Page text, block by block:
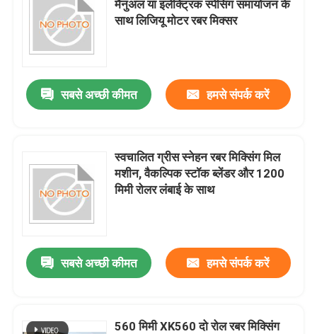
टेनिस गेंद बनाने की मशीन
रबर ग्राइंडर मशीन
रबर कन्वेयर बेल्ट उत्पादन लाइन
रबर कैलेंडर मशीन
डबल स्क्रू एक्सट्रूडर
मैनुअल या इलेक्ट्रिक स्पेसिंग समायोजन के
साथ लिजियू मोटर रबर मिक्सर
सबसे अच्छी कीमत हमसे संपर्क करें
स्वचालित ग्रीस स्नेहन रबर मिक्सिंग मिल
मशीन, वैकल्पिक स्टॉक ब्लेंडर और 1200
मिमी रोलर लंबाई के साथ
सबसे अच्छी कीमत हमसे संपर्क करें
560 मिमी XK560 दो रोल रबर मिक्सिंग